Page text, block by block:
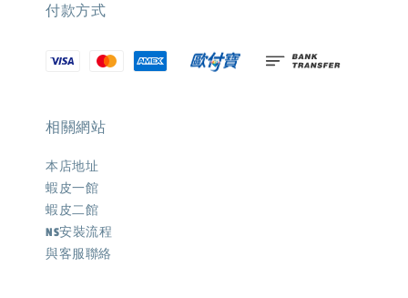
付款方式
相關網站
本店地址
蝦皮一館
蝦皮二館
NS安裝流程
與客服聯絡